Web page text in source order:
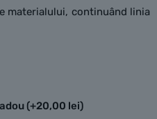
materialului, continuând linia
(+20,00 lei)